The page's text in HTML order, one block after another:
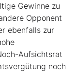
Gewinne zu
Opponent
ebenfalls zur
Aufsichtsrat
noch